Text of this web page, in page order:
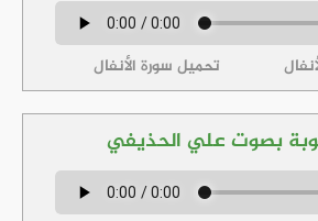
تحميل سورة الأنفال
بصوت علي الحذيفي